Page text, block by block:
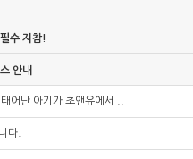
수 지참!
안내
어난 아기가 초앤유에서 ..
다.